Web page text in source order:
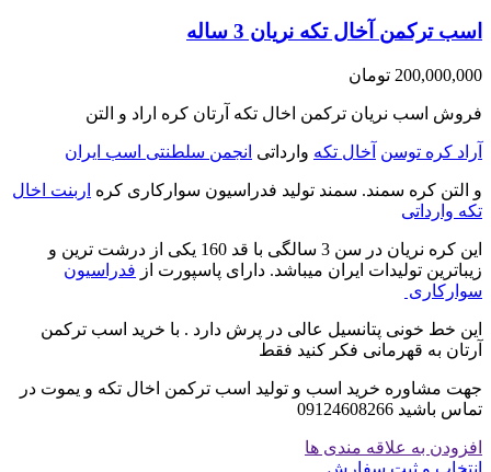
اسب ترکمن آخال تکه نریان 3 ساله
200,000,000 تومان
فروش اسب نریان ترکمن اخال تکه آرتان کره اراد و التن
آراد کره توسن آخال تکه وارداتی انجمن سلطنتی اسب ایران
و التن کره سمند. سمند تولید فدراسیون سوارکاری کره اربنت اخال
تکه وارداتی
این کره نریان در سن 3 سالگی با قد 160 یکی از درشت ترین و
زیباترین تولیدات ایران میباشد. دارای پاسپورت از فدراسیون
سوارکاری
این خط خونی پتانسیل عالی در پرش دارد . با خرید اسب ترکمن
آرتان به قهرمانی فکر کنید فقط
جهت مشاوره خرید اسب و تولید اسب ترکمن اخال تکه و یموت در
تماس باشید 09124608266
افزودن به علاقه مندی ها
انتخاب و ثبت سفارش